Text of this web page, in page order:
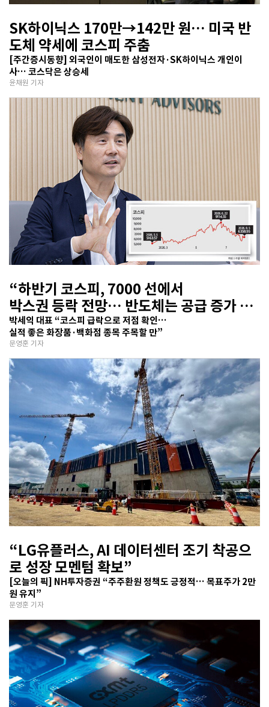
SK하이닉스 170만→142만 원… 미국 반
도체 약세에 코스피 주춤
[주간증시동향] 외국인이 매도한 삼성전자·SK하이닉스 개인이
사… 코스닥은 상승세
윤채원 기자
“하반기 코스피, 7000 선에서
박스권 등락 전망… 반도체는 공급 증가 선
반영 주시해야”
박세익 대표 “코스피 급락으로 저점 확인…
실적 좋은 화장품·백화점 종목 주목할 만”
문영훈 기자
“LG유플러스, AI 데이터센터 조기 착공으
로 성장 모멘텀 확보”
[오늘의 픽] NH투자증권 “주주환원 정책도 긍정적… 목표주가 2만
원 유지”
문영훈 기자